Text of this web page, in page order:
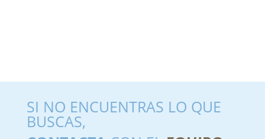
SI NO ENCUENTRAS LO QUE
BUSCAS,